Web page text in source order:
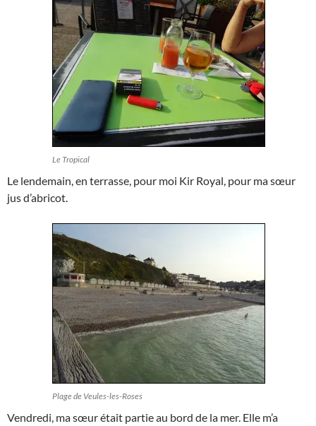
Le Tropical
Le lendemain, en terrasse, pour moi Kir Royal, pour ma sœur
jus d’abricot.
Plage de Veules-les-Roses
Vendredi, ma sœur était partie au bord de la mer. Elle m’a